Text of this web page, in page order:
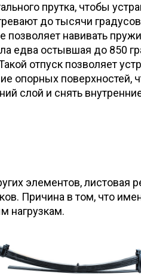
прутка, чтобы
до тысячи
навивать
едва остывшая до 850
отпуск позволяет
поверхностей,
слой и снять
элементов, листовая
Причина в том, что
нагрузкам.